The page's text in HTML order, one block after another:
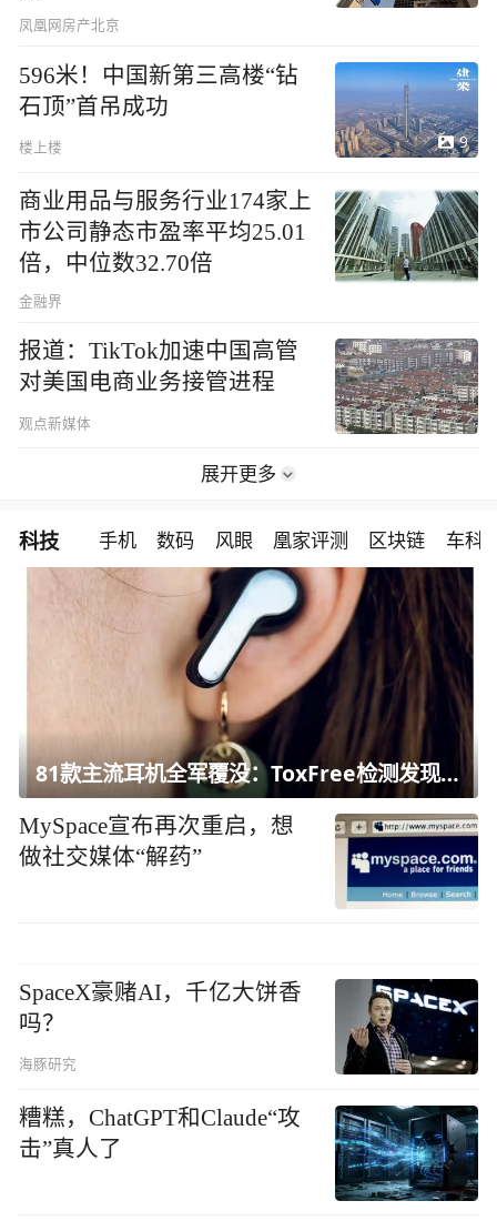
凤凰网房产北京
596米！中国新第三高楼“钻
石顶”首吊成功
楼上楼 9
商业用品与服务行业174家上
市公司静态市盈率平均25.01
倍，中位数32.70倍
金融界
报道：TikTok加速中国高管
对美国电商业务接管进程
观点新媒体
展开更多
科技 手机 数码 风眼 凰家评测 区块链 车科
81款主流耳机全军覆没：ToxFree检测发现均含对人体有害化学物质
MySpace宣布再次重启，想
做社交媒体“解药”
SpaceX豪赌AI，千亿大饼香
吗？
海豚研究
糟糕，ChatGPT和Claude“攻
击”真人了